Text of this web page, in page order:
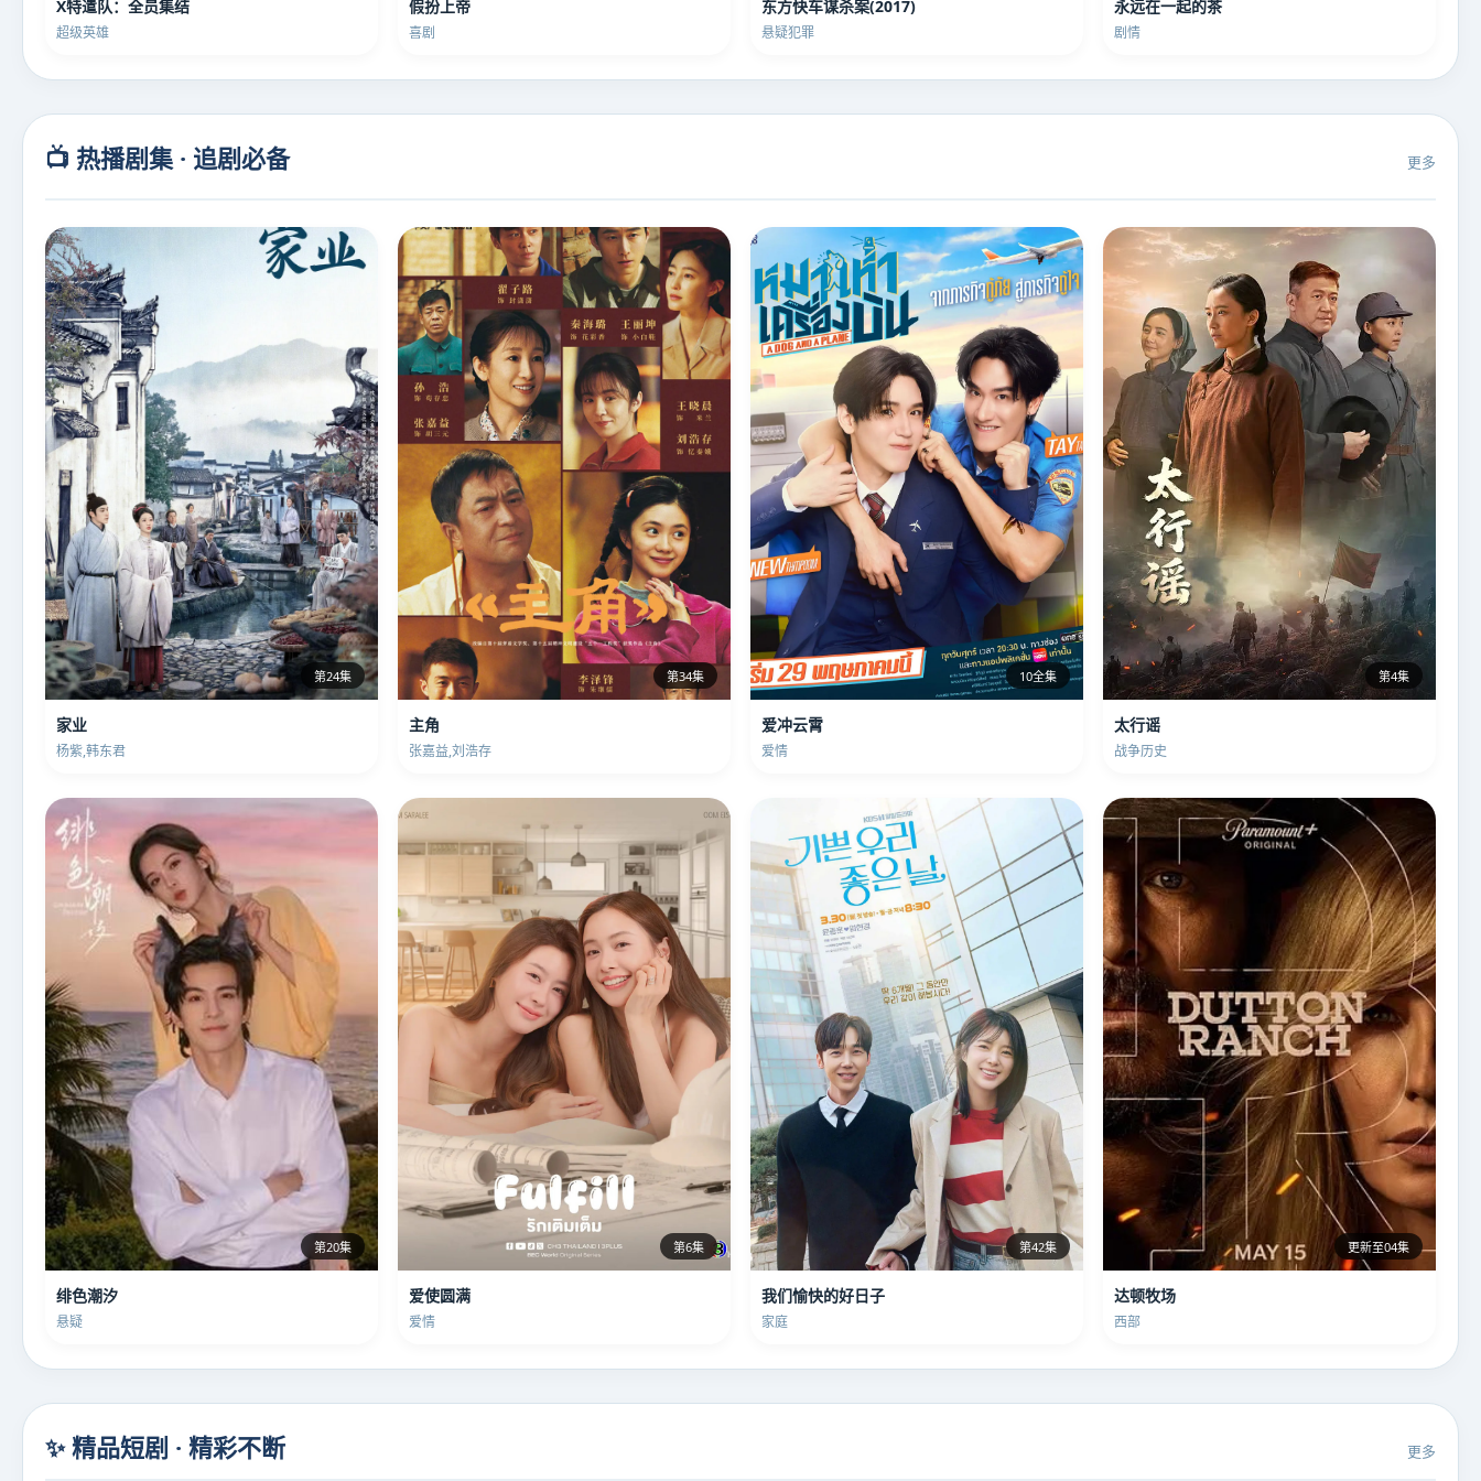
X特遣队：全员集结
超级英雄
假扮上帝
喜剧
东方快车谋杀案(2017)
悬疑犯罪
永远在一起的茶
剧情
📺 热播剧集 · 追剧必备 更多
第24集
家业
杨紫,韩东君
第34集
主角
张嘉益,刘浩存
10全集
爱冲云霄
爱情
第4集
太行谣
战争历史
第20集
绯色潮汐
悬疑
第6集
爱使圆满
爱情
第42集
我们愉快的好日子
家庭
更新至04集
达顿牧场
西部
✨ 精品短剧 · 精彩不断 更多